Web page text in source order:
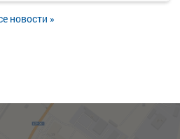
новости »